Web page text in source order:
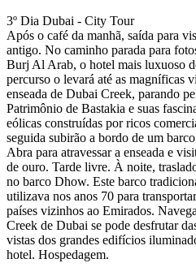
3º Dia Dubai - City Tour
Após o café da manhã, saída para
antigo. No caminho parada para
Burj Al Arab, o hotel mais luxuoso
percurso o levará até as magníficas
enseada de Dubai Creek, parando
Patrimônio de Bastakia e suas
eólicas construídas por ricos
seguida subirão a bordo de um
Abra para atravessar a enseada e
de ouro. Tarde livre. À noite,
no barco Dhow. Este barco
utilizava nos anos 70 para
países vizinhos ao Emirados.
Creek de Dubai se pode desfrutar
vistas dos grandes edifícios
hotel. Hospedagem.